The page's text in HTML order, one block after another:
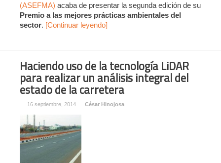
(ASEFMA) acaba de presentar la segunda edición de su
Premio a las mejores prácticas ambientales del
sector. [Continuar leyendo]
Haciendo uso de la tecnología LiDAR
para realizar un análisis integral del
estado de la carretera
16 septiembre, 2014 César Hinojosa